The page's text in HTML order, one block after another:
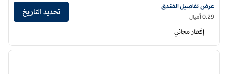
عرض تفاصيل الفندق لفندق هامبتون إن واشنطن داون تاون، مركز المؤتمرات
عرض تفاصيل الفندق
0.29 أميال
تحديد التاريخ
إفطار مجاني
1 من 12
الصورة